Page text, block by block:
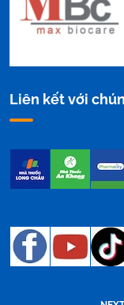
Liên kết với